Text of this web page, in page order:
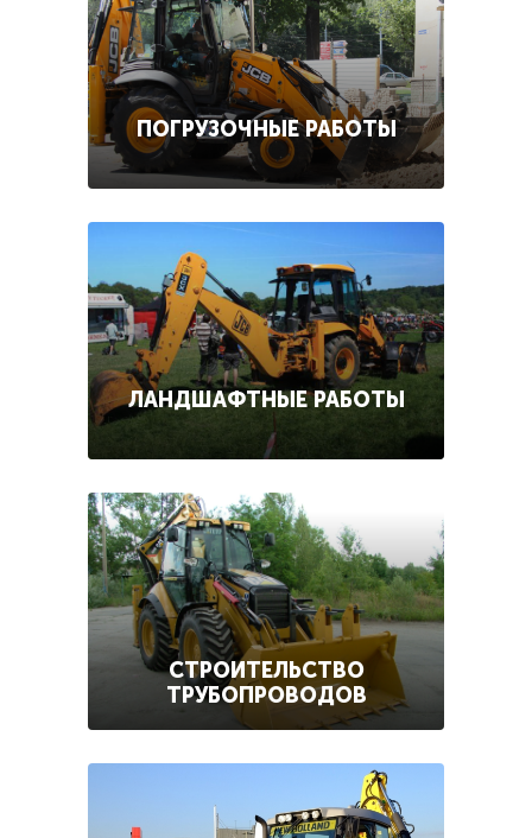
ПОГРУЗОЧНЫЕ РАБОТЫ
ЛАНДШАФТНЫЕ РАБОТЫ
СТРОИТЕЛЬСТВО
ТРУБОПРОВОДОВ